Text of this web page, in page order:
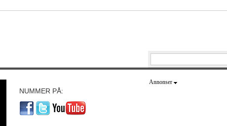
NUMMER PÅ:
Annonser